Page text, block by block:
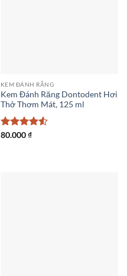
KEM ĐÁNH RĂNG
Kem Đánh Răng Dontodent Hơi
Thở Thơm Mát, 125 ml
Được xếp
80.000₫